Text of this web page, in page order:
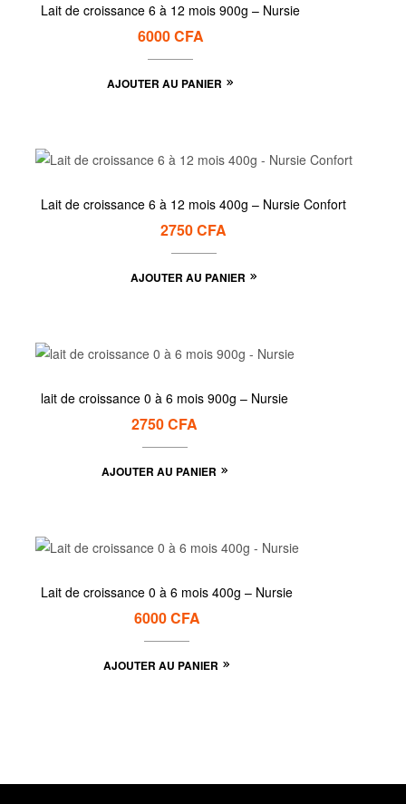
Lait de croissance 6 à 12 mois 900g – Nursie
6000CFA
AJOUTER AU PANIER
Lait de croissance 6 à 12 mois 400g – Nursie Confort
2750CFA
AJOUTER AU PANIER
lait de croissance 0 à 6 mois 900g – Nursie
2750CFA
AJOUTER AU PANIER
Lait de croissance 0 à 6 mois 400g – Nursie
6000CFA
AJOUTER AU PANIER